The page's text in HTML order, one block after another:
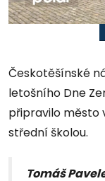
Českotěšínské
letošního Dne
připravilo město
střední školou.
Tomáš